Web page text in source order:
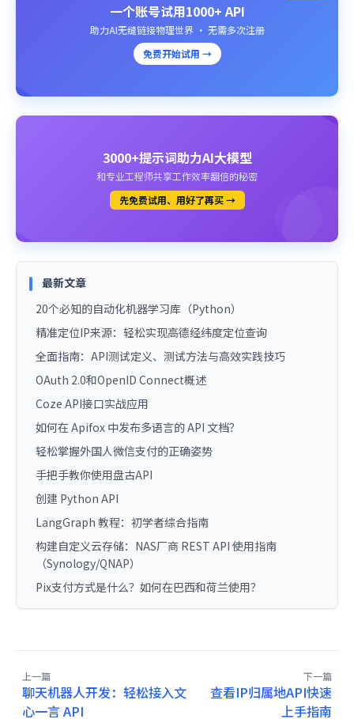
一个账号试用1000+ API
助力AI无缝链接物理世界 · 无需多次注册
免费开始试用 →
3000+提示词助力AI大模型
和专业工程师共享工作效率翻倍的秘密
先免费试用、用好了再买 →
最新文章
20个必知的自动化机器学习库（Python）
精准定位IP来源：轻松实现高德经纬度定位查询
全面指南：API测试定义、测试方法与高效实践技巧
OAuth 2.0和OpenID Connect概述
Coze API接口实战应用
如何在 Apifox 中发布多语言的 API 文档？
轻松掌握外国人微信支付的正确姿势
手把手教你使用盘古API
创建 Python API
LangGraph 教程：初学者综合指南
构建自定义云存储：NAS厂商 REST API 使用指南
（Synology/QNAP）
Pix支付方式是什么？如何在巴西和荷兰使用？
上一篇
聊天机器人开发：轻松接入文
心一言 API
下一篇
查看IP归属地API快速
上手指南